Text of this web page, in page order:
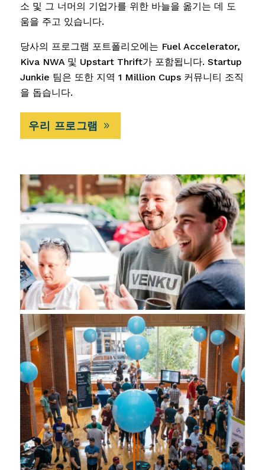
소 및 그 너머의 기업가를 위한 바늘을 옮기는 데 도
움을 주고 있습니다.
당사의 프로그램 포트폴리오에는 Fuel Accelerator,
Kiva NWA 및 Upstart Thrift가 포함됩니다. Startup
Junkie 팀은 또한 지역 1 Million Cups 커뮤니티 조직
을 돕습니다.
우리 프로그램